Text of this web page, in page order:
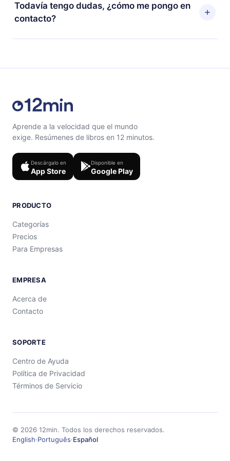
escuchar tus títulos favoritos sin conexión y desafiarte
con un cuestionario de preguntas para ayudarte a fijar
ciclo de facturación no ocurrirá.
Todavía tengo dudas, ¿cómo me pongo en
contacto?
Siéntete libre de contactarnos ensupport@12min.com.
Aprende a la velocidad que el mundo
exige. Resúmenes de libros en 12 minutos.
Descárgalo en
App Store
Disponible en
Google Play
PRODUCTO
Categorías
Precios
Para Empresas
EMPRESA
Acerca de
Contacto
SOPORTE
Centro de Ayuda
Política de Privacidad
Términos de Servicio
© 2026 12min. Todos los derechos reservados.
English·Português·Español